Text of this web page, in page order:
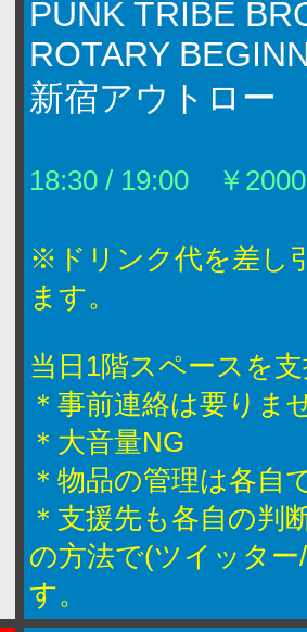
PUNK TRIBE
ROTARY
新宿アウトロー
18:30 / 19:00 ￥
※ドリンク代を差し
ます。
当日1階スペースを
＊事前連絡は要りま
＊大音量NG
＊物品の管理は各自
＊支援先も各自の判
の方法で(ツイッタ
す。